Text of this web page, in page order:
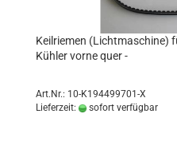
Keilriemen (Lichtmaschine)
Kühler vorne quer -
Art.Nr.: 10-K194499701-X
Lieferzeit:
sofort verfügbar